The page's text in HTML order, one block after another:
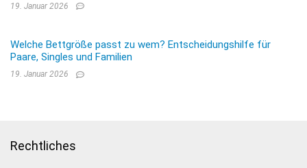
19. Januar 2026
Welche Bettgröße passt zu wem? Entscheidungshilfe für
Paare, Singles und Familien
19. Januar 2026
Rechtliches